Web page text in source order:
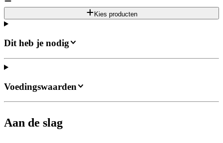
Kies producten
Dit heb je nodig
Aan de slag
Voedingswaarden